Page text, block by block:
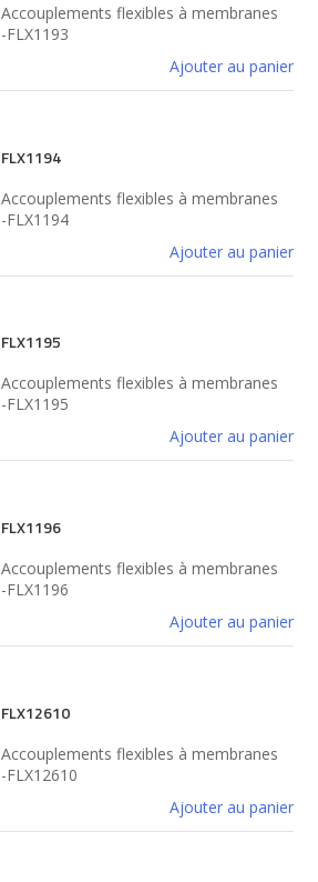
Accouplements flexibles à membranes
-FLX1193
Ajouter au panier
FLX1194
Accouplements flexibles à membranes
-FLX1194
Ajouter au panier
FLX1195
Accouplements flexibles à membranes
-FLX1195
Ajouter au panier
FLX1196
Accouplements flexibles à membranes
-FLX1196
Ajouter au panier
FLX12610
Accouplements flexibles à membranes
-FLX12610
Ajouter au panier